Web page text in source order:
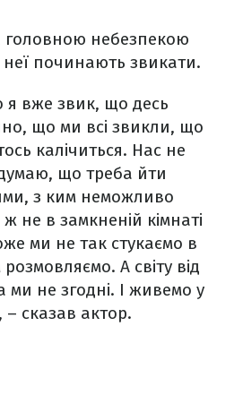
головною небезпекою
починають звикати.
я вже звик, що десь
що ми всі звикли, що
калічиться. Нас не
що треба йти
з ким неможливо
не в замкненій кімнаті
ми не так стукаємо в
А світу від
ми не згодні. І живемо у
– сказав актор.